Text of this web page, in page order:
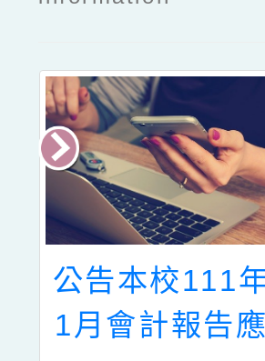
公告本校111
1月會計報告應